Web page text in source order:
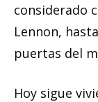
considerado
Lennon,
puertas del
Hoy sigue